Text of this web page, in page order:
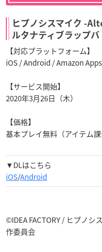
ヒプノシスマイク -
ルタナティブラップバ
【対応プラットフォーム】
iOS / Android / Amazon
【サービス開始】
2020年3月26日（木）
【価格】
基本プレイ無料（アイテム課
▼DLはこちら
iOS/Android
©IDEA FACTORY / ヒプノ
作委員会